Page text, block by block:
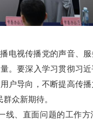
电视传播党的声音、
。要深入学习贯彻习
户导向，不断提高传
众新期待。
线、直面问题的工作方